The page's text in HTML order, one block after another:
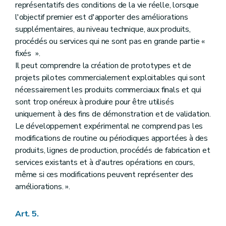
Art. 87
Art. 88
Art. 89
Art. 90
Art. 91
Art. 92
Art. 93
Art. 94
Art. 95
Art. 95/1
Art. 96
représentatifs des conditions de la vie réelle, lorsque
l'objectif premier est d'apporter des améliorations
supplémentaires, au niveau technique, aux produits,
procédés ou services qui ne sont pas en grande partie «
fixés ».
Il peut comprendre la création de prototypes et de
projets pilotes commercialement exploitables qui sont
nécessairement les produits commerciaux finals et qui
sont trop onéreux à produire pour être utilisés
uniquement à des fins de démonstration et de validation.
Le développement expérimental ne comprend pas les
modifications de routine ou périodiques apportées à des
produits, lignes de production, procédés de fabrication et
services existants et à d'autres opérations en cours,
même si ces modifications peuvent représenter des
améliorations. ».
Art. 5.